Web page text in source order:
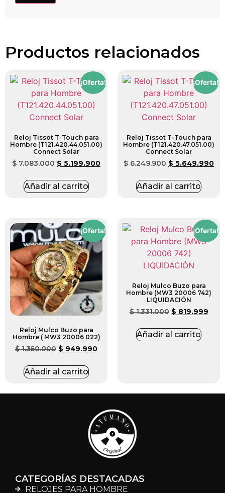
Productos relacionados
¡Oferta!
Reloj Tissot T-Touch para
Hombre (T121.420.44.051.00)
Connect Solar
$7.083.000 $ 5.199.900
Añadir al carrito
¡Oferta!
Reloj Tissot T-Touch para
Hombre (T121.420.47.051.00)
Connect Solar
$6.249.900 $ 5.649.990
Añadir al carrito
¡Oferta!
Reloj Mulco Buzo para
Hombre ( MW3 20006 022)
$1.350.000 $ 949.990
Añadir al carrito
¡Oferta!
Reloj Mulco Buzo para
Hombre (MW3 20006 742)
LIQUIDACIÓN
$1.331.000 $ 819.999
Añadir al carrito
CATEGORÍAS DESTACADAS
RELOJES PARA HOMBRE